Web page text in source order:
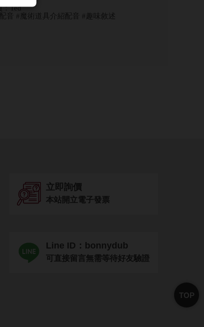
：Ted
音 #魔術道具介紹配音 #趣味敘述
立即詢價
本站開立電子發票
Line ID：bonnydub
可直接留言無需等待好友驗證
TOP